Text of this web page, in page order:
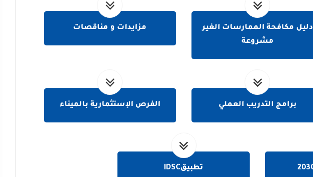
دليل مكافحة الممارسات الغير
مشروعة
مزايدات و مناقصات
برامج التدريب العملي الفرص الإستثمارية بالميناء
تطبيقIDSC